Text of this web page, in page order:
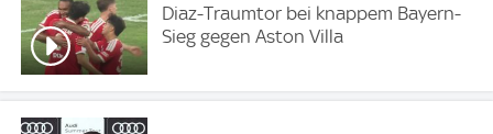
Diaz-Traumtor bei knappem Bayern-
Sieg gegen Aston Villa